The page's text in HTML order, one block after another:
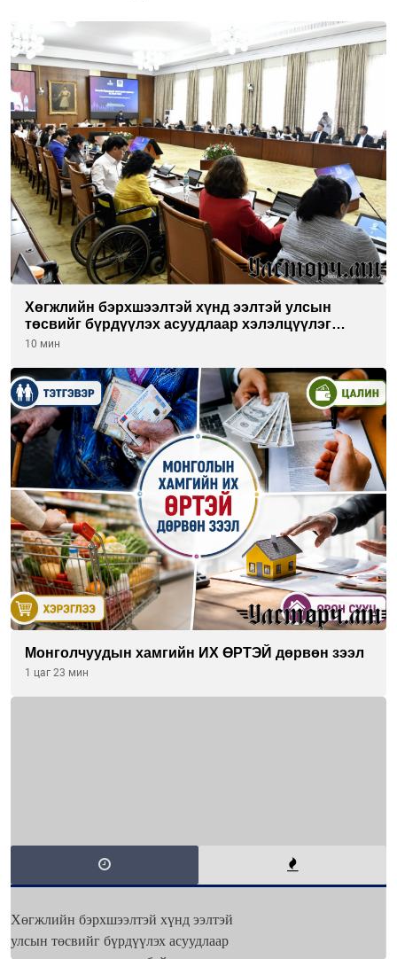
Хөгжлийн бэрхшээлтэй хүнд ээлтэй улсын
төсвийг бүрдүүлэх асуудлаар хэлэлцүүлэг
өрнүүлж байна
10 мин
Монголчуудын хамгийн ИХ ӨРТЭЙ дөрвөн зээл
1 цаг 23 мин
Хөгжлийн бэрхшээлтэй хүнд ээлтэй
улсын төсвийг бүрдүүлэх асуудлаар